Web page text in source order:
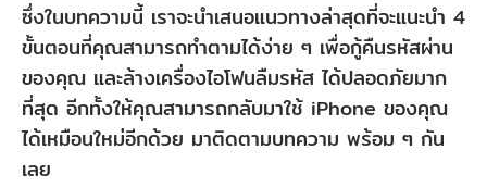
ซึ่งในบทความนี้ เราจะนำเสนอแนวทางล่าสุดที่จะแนะนำ 4
ขั้นตอนที่คุณสามารถทำตามได้ง่าย ๆ เพื่อกู้คืนรหัสผ่าน
ของคุณ และล้างเครื่องไอโฟนลืมรหัส ได้ปลอดภัยมาก
ที่สุด อีกทั้งให้คุณสามารถกลับมาใช้ iPhone ของคุณ
ได้เหมือนใหม่อีกด้วย มาติดตามบทความ พร้อม ๆ กัน
เลย